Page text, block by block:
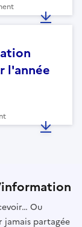
l'année
Ou
jamais partagée